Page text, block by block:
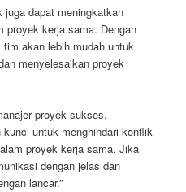
dapat meningkatkan
proyek kerja sama. Dengan
akan lebih mudah untuk
menyelesaikan proyek
proyek sukses,
untuk menghindari konflik
proyek kerja sama. Jika
dengan jelas dan
lancar.”